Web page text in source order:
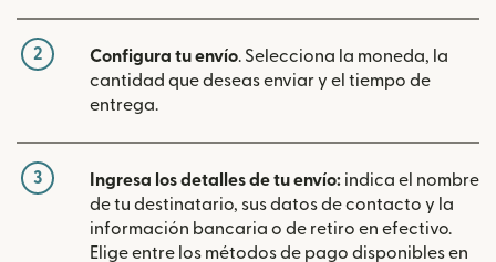
2 Configura tu envío. Selecciona la moneda, la
cantidad que deseas enviar y el tiempo de
entrega.
3 Ingresa los detalles de tu envío: indica el nombre
de tu destinatario, sus datos de contacto y la
información bancaria o de retiro en efectivo.
Elige entre los métodos de pago disponibles en